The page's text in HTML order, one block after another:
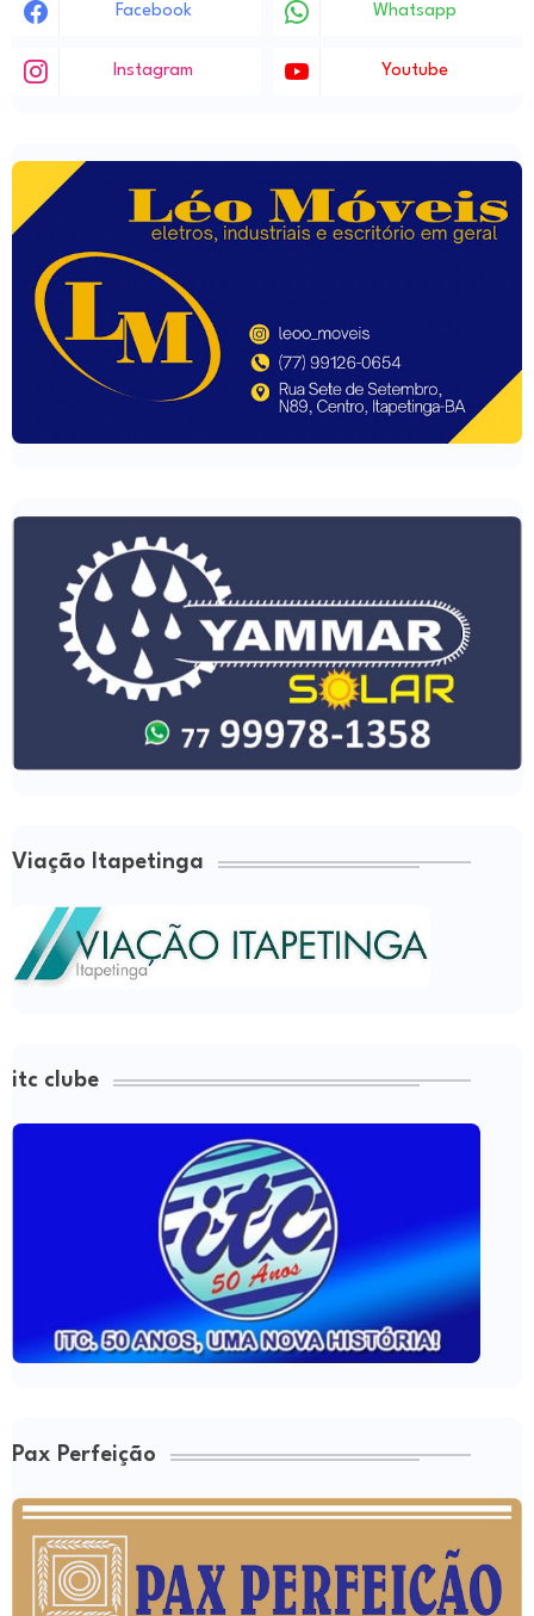
Facebook Whatsapp
Instagram Youtube
Viação Itapetinga
itc clube
Pax Perfeição